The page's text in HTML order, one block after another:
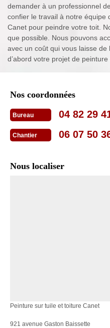
demander à un professionnel
confier le travail à notre
Canet pour peindre votre toit.
que possible. Nous pouvons
avec un coût qui vous laisse de
d’abord votre projet de
Nos coordonnées
Bureau 04 82 29
Chantier 06 07 50
Nous localiser
Peinture sur tuile et toiture Canet
921 avenue Gaston Baissette